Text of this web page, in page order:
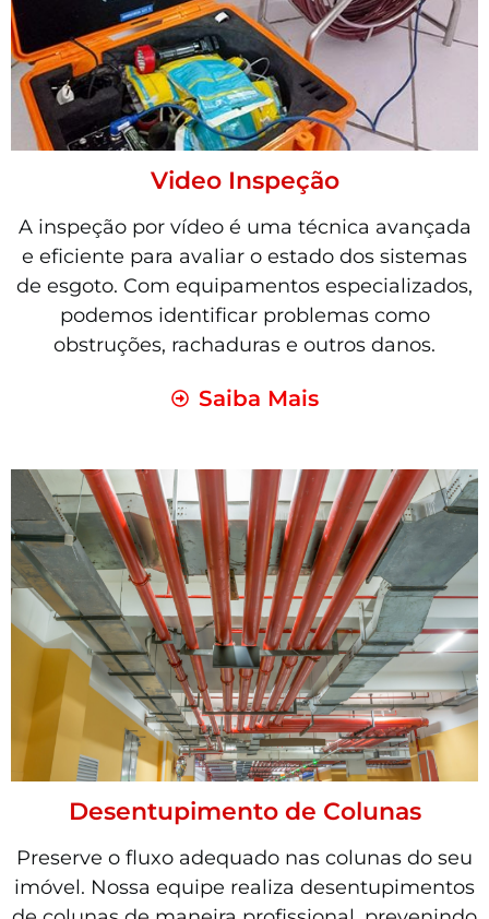
Video Inspeção
A inspeção por vídeo é uma técnica avançada
e eficiente para avaliar o estado dos sistemas
de esgoto. Com equipamentos especializados,
podemos identificar problemas como
obstruções, rachaduras e outros danos.
Saiba Mais
Desentupimento de Colunas
Preserve o fluxo adequado nas colunas do seu
imóvel. Nossa equipe realiza desentupimentos